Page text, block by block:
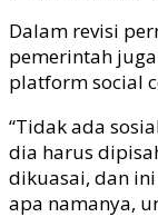
Dalam revisi
pemerintah
platform social
“Tidak ada
dia harus
dikuasai, dan
apa namanya,